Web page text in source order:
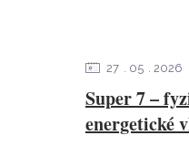
Super 7 –
energetické
27 05 2026